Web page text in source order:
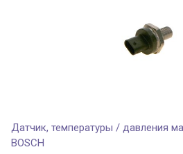
Датчик, температуры / давления
BOSCH